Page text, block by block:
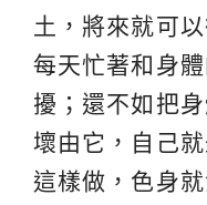
土，將來就可
每天忙著和身
擾；還不如把
壞由它，自己
這樣做，色身